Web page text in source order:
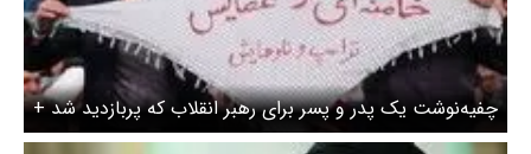
چفیه‌نوشت یک پدر و پسر برای رهبر انقلاب که پربازدید شد +
عکس